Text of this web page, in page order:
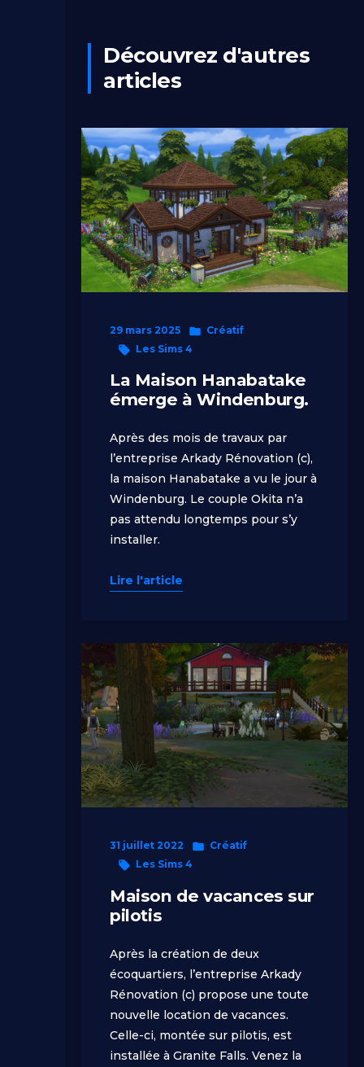
Découvrez d'autres
articles
29 mars 2025
Publié
Créatif
Étiquettes :
Les Sims 4
La Maison Hanabatake
émerge à Windenburg.
Après des mois de travaux par
l’entreprise Arkady Rénovation (c),
la maison Hanabatake a vu le jour à
Windenburg. Le couple Okita n’a
pas attendu longtemps pour s’y
installer.
Lire l'article
31 juillet 2022
Publié
Créatif
Étiquettes :
Les Sims 4
Maison de vacances sur
pilotis
Après la création de deux
écoquartiers, l’entreprise Arkady
Rénovation (c) propose une toute
nouvelle location de vacances.
Celle-ci, montée sur pilotis, est
installée à Granite Falls. Venez la